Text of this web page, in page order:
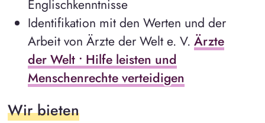
Englischkenntnisse
Identifikation mit den Werten und der
Arbeit von Ärzte der Welt e. V. Ärzte
der Welt • Hilfe leisten und
Menschenrechte verteidigen
Wir bieten